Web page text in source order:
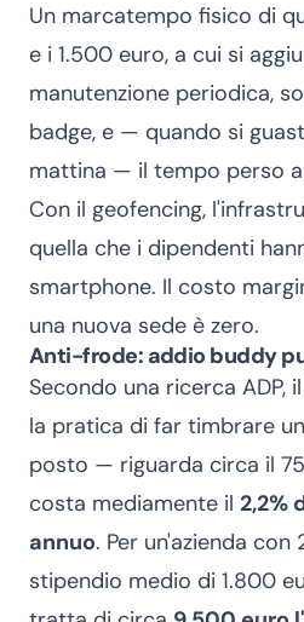
Un marcatempo fisico di
e i 1.500 euro, a cui si
manutenzione periodica,
badge, e — quando si
mattina — il tempo perso a
Con il geofencing,
quella che i dipendenti
smartphone. Il costo
una nuova sede è zero.
Anti-frode: addio buddy
Secondo una ricerca ADP, il
la pratica di far timbrare
posto — riguarda circa il
costa mediamente il 2,2%
annuo. Per un'azienda
stipendio medio di 1.800